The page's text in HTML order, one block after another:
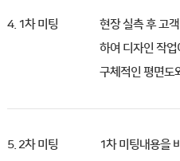
4. 1차 미팅
현장 실측 후 고
하여 디자인 작업
구체적인 평면도
5. 2차 미팅
1차 미팅내용을